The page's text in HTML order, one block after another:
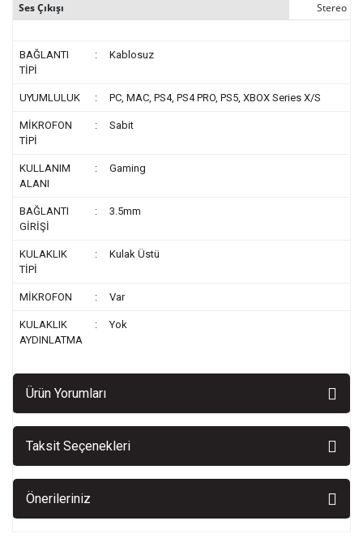
Ses Çıkışı
Stereo
BAĞLANTI
TİPİ
: Kablosuz
UYUMLULUK : PC, MAC, PS4, PS4 PRO, PS5, XBOX Series X/S
MİKROFON
TİPİ
: Sabit
KULLANIM
ALANI
: Gaming
BAĞLANTI
GİRİŞİ
: 3.5mm
KULAKLIK
TİPİ
: Kulak Üstü
MİKROFON : Var
KULAKLIK
AYDINLATMA
: Yok
Ürün Yorumları
Taksit Seçenekleri
Önerileriniz